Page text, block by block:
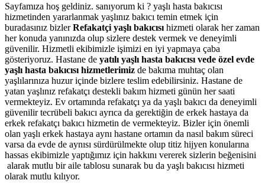
Sayfamıza hoş geldiniz. sanıyorum ki ? yaşlı hasta bakıcısı
hizmetinden yararlanmak yaşlınız bakıcı temin etmek için
buradasınız bizlerRefakatçi yaşlı bakıcısı hizmeti olarak her zaman
her konuda yanınızda olup sizlere destek vermek ve deneyimli
güvenilir. Hizmetli ekibimizle işimizi en iyi yapmaya çaba
gösteriyoruz. Hastane de yatılı yaşlı hasta bakıcısı vede özel evde
yaşlı hasta bakıcısı hizmetlerimiz de bakıma muhtaç olan
yaşlılarınıza huzur içinde bizlere teslim edebilirsiniz. Hastane de
yatan yaşlınız refakatçı destekli bakım hizmeti günün her saati
vermekteyiz. Ev ortamında refakatçı ya da yaşlı bakıcı da deneyimli
güvenilir tecrübeli bakıcı ayrıca da gerektiğin de erkek hastaya da
erkek refakatçı bakıcı hizmetin de vermekteyiz. Bizler için önemli
olan yaşlı erkek hastaya aynı hastane ortamın da nasıl bakım süreci
varsa da evde de aynısı sürdürülmekte olup titiz hijyen konularına
hassas ekibimizle yaptığımız için hakkını vererek sizlerin beğenisini
alarak mutlu bir aile tablosu sunarak bu da yaşlı bakıcısı hizmeti
olarak mutlu kılıyor.